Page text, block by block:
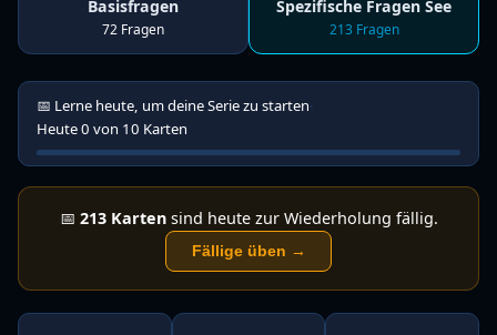
Basisfragen
72 Fragen
Spezifische Fragen See
213 Fragen
📅 Lerne heute, um deine Serie zu starten·
Heute 0 von 10 Karten
📅 213Kartensind heute zur Wiederholung fällig.
Fällige üben →